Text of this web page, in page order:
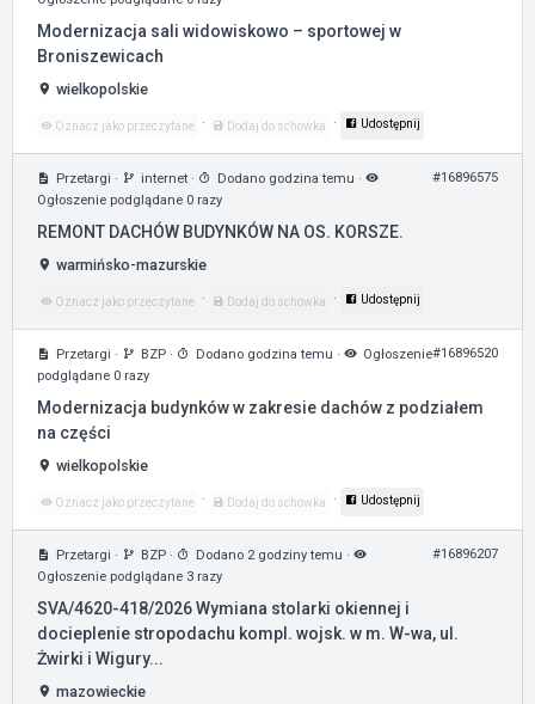
Modernizacja sali widowiskowo – sportowej w
Broniszewicach
wielkopolskie
Oznacz jako przeczytane · Dodaj do schowka · Udostępnij
Przetargi · internet · Dodano godzina temu ·
Ogłoszenie podglądane 0 razy
#16896575
REMONT DACHÓW BUDYNKÓW NA OS. KORSZE.
warmińsko-mazurskie
Oznacz jako przeczytane · Dodaj do schowka · Udostępnij
Przetargi · BZP · Dodano godzina temu ·
Ogłoszenie
podglądane 0 razy
#16896520
Modernizacja budynków w zakresie dachów z podziałem
na części
wielkopolskie
Oznacz jako przeczytane · Dodaj do schowka · Udostępnij
Przetargi · BZP · Dodano 2 godziny temu ·
Ogłoszenie podglądane 3 razy
#16896207
SVA/4620-418/2026 Wymiana stolarki okiennej i
docieplenie stropodachu kompl. wojsk. w m. W-wa, ul.
Żwirki i Wigury...
mazowieckie